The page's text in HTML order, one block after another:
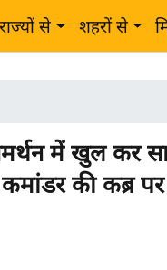
राज्यों से शहरों से
में खुल कर
की कब्र पर